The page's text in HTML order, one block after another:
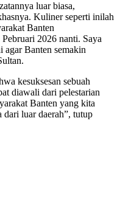
luar biasa,
Kuliner seperti inilah
Banten
2026 nanti. Saya
agar Banten semakin
kesuksesan sebuah
diawali dari pelestarian
Banten yang kita
dari luar daerah”, tutup